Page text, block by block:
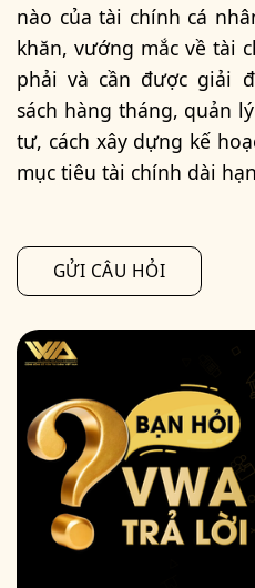
nào của tài chính cá
khăn, vướng mắc về tài
phải và cần được giải
sách hàng tháng, quản
tư, cách xây dựng kế
mục tiêu tài chính dài
GỬI CÂU HỎI